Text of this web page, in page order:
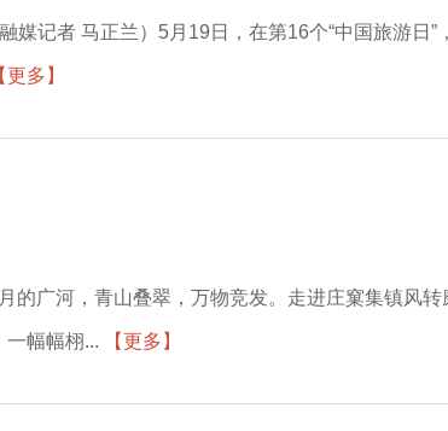
媒记者 马正兰）5月19日，在第16个“中国旅游日
更多】
的广河，青山叠翠，万物竞发。走进庄窠集镇风
一幅幅栩... 【更多】